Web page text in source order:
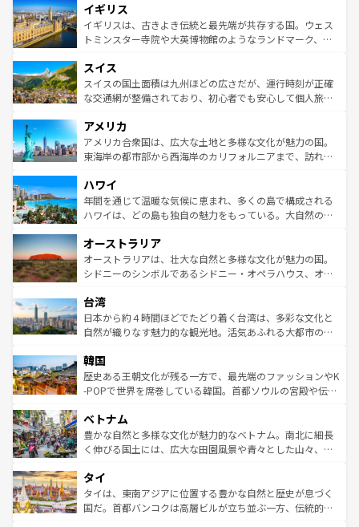
いる。シャンパンの発祥地であるランス、プロヴァンスの
香り高いラベンダー畑など、多彩な楽しみ方が可能だ。さ
らに、パリ以外の地域にも魅力が溢れており、どの街角に
れる地方に足を運ぶとそれぞれで全く異なる文化を体験で
きるだろう。 なお、新着のフランス情報はコンテンツ一覧
を参照してほしい。
顔を持つこの国は、どこを歩いても飽きることがない。ベ
ルリンの文化的活気、バイエルン州のアルプスの絶景、そ
してライン川沿いのワイン畑といった風景は必見。ビール
は、お酒好きな人にはぜひ体験してほしい。 なお、新着の
ドイツ情報はコンテンツ一覧を参照してほしい。
イギリス
イギリスは、古きよき伝統と最先端が共存する国。ウェス
トミンスター寺院や大英博物館のようなランドマーク、歴
リアごとに異なる魅力がある。また、優雅なアフタヌーン
ティー、ビール好きにはたまらない英国パブ、サッカー観
戦など、本場だからこそできる体験も豊富。イギリスを旅
ンツ一覧を参照してほしい。
スイス
スイスの国土面積は九州ほどの広さだが、運行時刻が正確
な交通網が整備されており、初心者でも安心して個人旅行
の建物がそのまま残る町や、スイスならではのユニークな
博物館もあり、アルプス観光だけでなく町歩きも満喫する
ことができる。国民の所得が高いため物価も高いが、旅行
ば市内交通費無料で観光を楽しむこともできる。 なお、新
着のスイス情報はコンテンツ一覧 を参照してほしい。
アメリカ
アメリカ合衆国は、広大な土地と多様な文化が魅力の国。
東海岸の都市部から西海岸のカリフォルニアまで、訪れる
のような巨大都市は、観光、ショッピング、エンターテイ
ンメントが詰まった刺激的なスポットだ。一方、アメリカ
西部には大自然が広がり、グランドキャニオンやイエロー
部のニューオーリンズでは、音楽と美食が融合した独特の
文化が魅力。旅行者はアメリカの各地域で異なる魅力を楽
しみながら、その多様性と豊かな歴史を感じることができ
ならではの贅沢な旅のスタイルだ。 なお、新着のアメリカ
情報はコンテンツ一覧を参照してほしい。
ハワイ
年間を通じて温暖な気候に恵まれ、多くの島で構成される
ハワイは、どの島も独自の魅力をもっている。大自然の神
ワイ島は見逃せない。また、定番の観光地といえばオアフ
島だが、静かな自然を求めるならマウイ島やカウアイ島が
おすすめ。エメラルドグリーンに輝く海をはじめ、豊かな
れるおもてなしの心で訪れる人々を迎えてくれるハワイの
人々、おいしいローカルフードやハワイアンミュージッ
ク、伝統的なフラダンスなど、すべてがハワイの魅力を彩
ワイを、存分に味わってほしい。 なお、新着のハワイ情報
はコンテンツ一覧を参照してほしい。
オーストラリア
オーストラリアは、壮大な自然と多様な文化が魅力の国。
シドニーのシンボルであるシドニー・オペラハウス、オー
リアリーフや大陸中央部にそびえるウルル（エアーズロッ
ク）、タスマニアの美しい原生林やケアンズの熱帯雨林な
ど、見どころがたくさん。また、カフェやワイン、オージ
いる。アクティビティも充実しており、サーフィンやダイ
ビング、ハイキングなど、アウトドア好きにはたまらな
い。オーストラリアの多彩な魅力を存分に味わいつくそ
参照してほしい。
台湾
日本から約４時間ほどでたどり着く台湾は、多彩な文化と
自然が織りなす魅力的な観光地。活気あふれる大都市の台
ン）、静ひつな山岳地帯である台湾東部など、都市の喧騒
と山間の静けさが共存しており、訪れる人に新しい発見と
驚きをもたらしてくれる。また、奥深い台湾の食文化も魅
容にもいいと評判のスイーツなど、バラエティ豊かな料理
が味わえる。 なお、新着の台湾情報は コンテンツ一覧を参
照してほしい。
韓国
歴史ある王朝文化が残る一方で、最先端のファッションやK
-POPで世界を席巻している韓国。首都ソウルの宮殿や伝統
き、地方に足を延ばせば四季折々の自然美を楽しむことが
できる。そして、キムチや焼肉、絶品のストリートフード
まで、さまざまな韓国料理が待っている。夜には、韓国な
リティに包まれながら、韓国の多彩な魅力を心ゆくまで味
わってみてほしい。 なお、新着の韓国情報はコンテンツ一
覧を参照してほしい。
ベトナム
豊かな自然と多様な文化が魅力的なベトナム。南北に細長
く伸びる国土には、広大な田園風景や青々とした山々、世
急速な発展と共に伝統が息づく。ハノイの古い町並みやホ
ーチミン市のフランス統治時代の建物も、独特の雰囲気を
醸し出している。また、バラエティの豊かさとおいしさで
タイ
タイは、東南アジアに位置する豊かな自然と歴史が息づく
国だ。首都バンコクは高層ビルが立ち並ぶ一方、伝統的な